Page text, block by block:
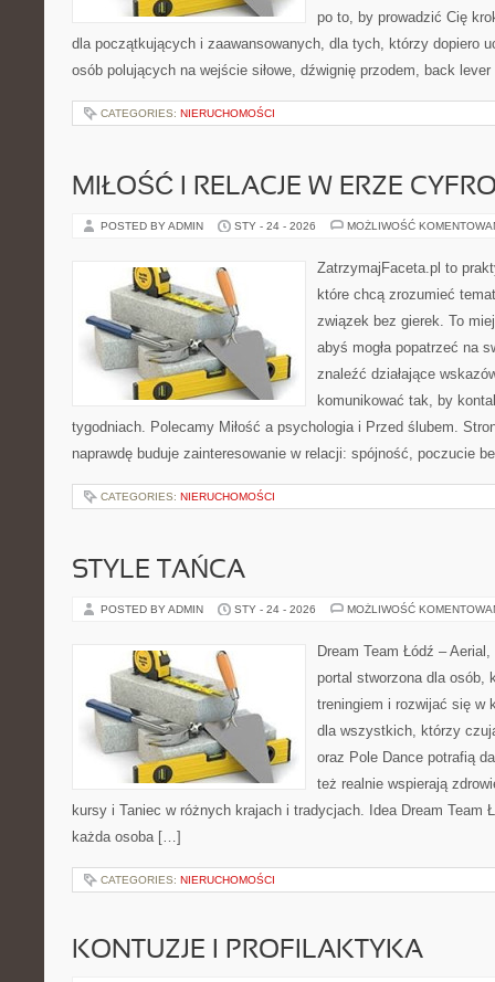
po to, by prowadzić Cię
dla początkujących i zaawansowanych, dla tych, którzy dopiero
osób polujących na wejście siłowe, dźwignię przodem, back
CATEGORIES: NIERUCHOMOŚCI
MIŁOŚĆ I RELACJE W ERZE
POSTED BY ADMIN STY - 24 - 2026 MOŻLIWOŚĆ
ZatrzymajFaceta.pl to
które chcą zrozumieć
związek bez gierek. To
abyś mogła popatrzeć na
znaleźć działające
komunikować tak, by
tygodniach. Polecamy Miłość a psychologia i Przed ślubem.
naprawdę buduje zainteresowanie w relacji: spójność, poczucie
CATEGORIES: NIERUCHOMOŚCI
STYLE TAŃCA
POSTED BY ADMIN STY - 24 - 2026 MOŻLIWOŚĆ
Dream Team Łódź –
portal stworzona dla osób,
treningiem i rozwijać się w
dla wszystkich, którzy
oraz Pole Dance potrafią
też realnie wspierają
kursy i Taniec w różnych krajach i tradycjach. Idea Dream Team
każda osoba […]
CATEGORIES: NIERUCHOMOŚCI
KONTUZJE I PROFILAKTYKA